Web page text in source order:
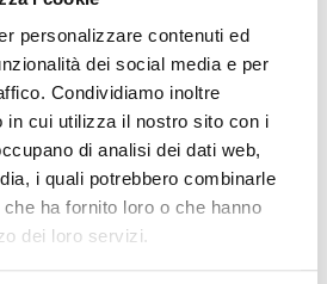
personalizzare contenuti ed
dei social media e per
Condividiamo inoltre
in cui utilizza il nostro sito con i
di analisi dei dati web,
i quali potrebbero combinarle
ha fornito loro o che hanno
dei loro servizi.
genitori e insegnanti ha deciso di
o una sala da disegno,
scolastiche, che hanno trovato
loro l'idea che le Associazioni di
gruppi strutturati di persone che
avere un impatto, laddove